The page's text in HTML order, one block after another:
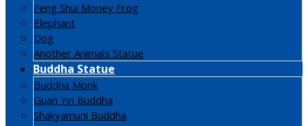
Feng Shui Money Frog
Elephant
Dog
Another Animals Statue
Buddha Statue
Buddha Monk
Guan Yin Buddha
Shakyamuni Buddha